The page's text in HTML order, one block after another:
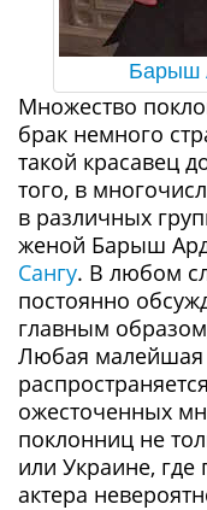
Барыш
Множество
брак немного
такой красавец
того, в
в различных
женой Барыш
Сангу. В любом
постоянно
главным
Любая малейшая
ожесточенных
поклонниц не
или Украине, где
актера